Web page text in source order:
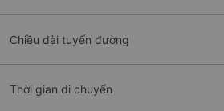
Chiều dài tuyến đường
Thời gian di chuyển